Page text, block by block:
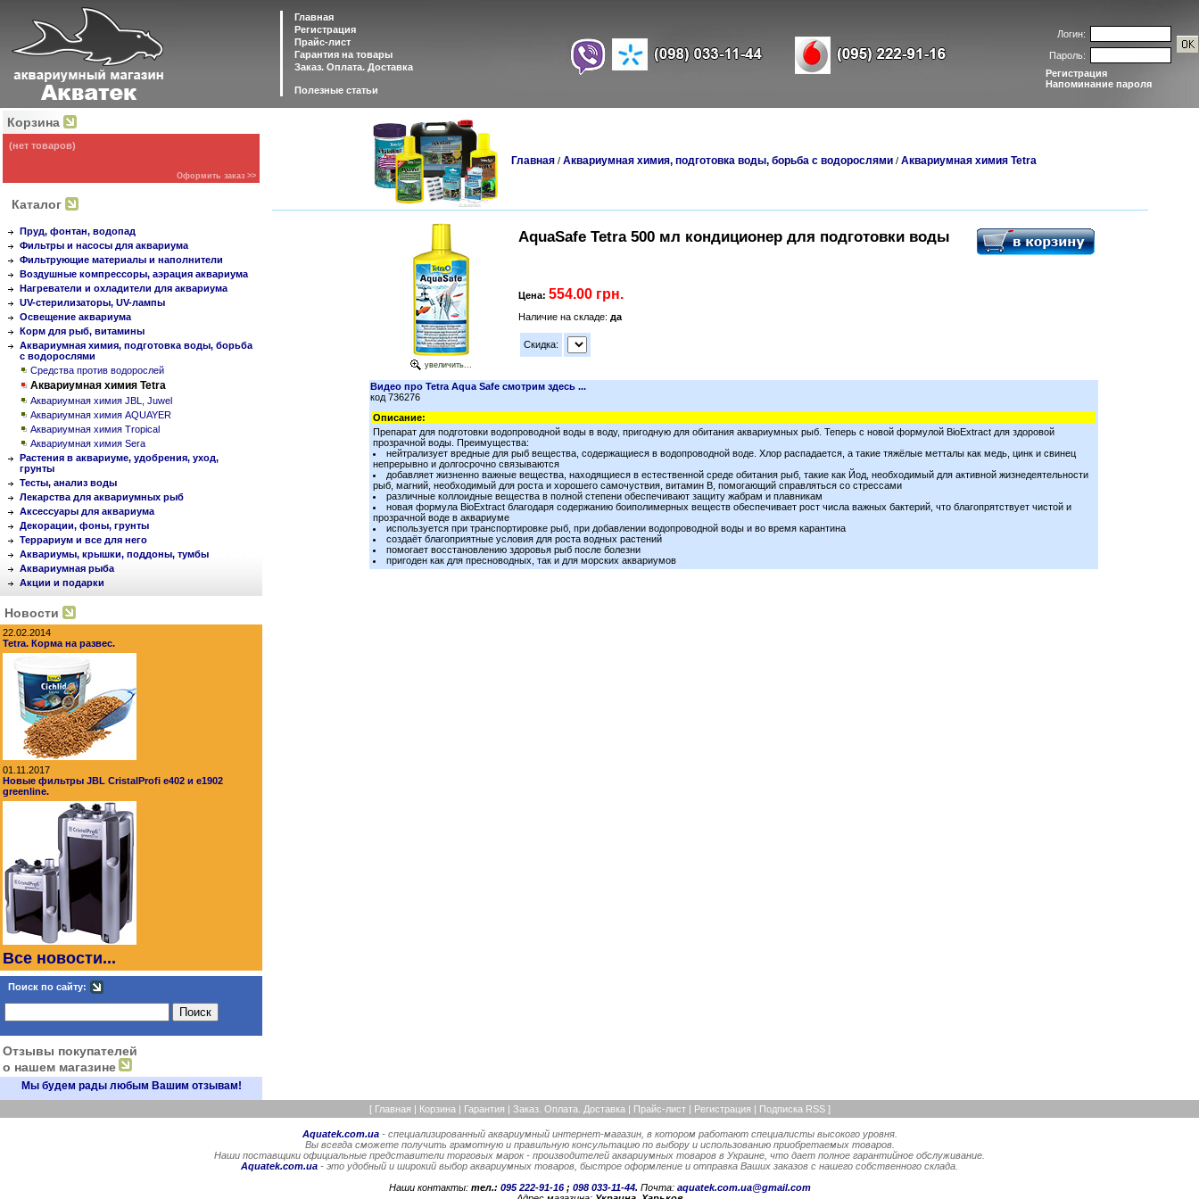
Главная
Регистрация
Прайс-лист
Гарантия на товары
Заказ. Оплата. Доставка
Полезные статьи
Логин:
Пароль:
Регистрация
Напоминание пароля
Корзина
(нет товаров)
Оформить заказ >>
Каталог
Пруд, фонтан, водопад
Фильтры и насосы для аквариума
Фильтрующие материалы и наполнители
Воздушные компрессоры, аэрация аквариума
Нагреватели и охладители для аквариума
UV-стерилизаторы, UV-лампы
Освещение аквариума
Корм для рыб, витамины
Аквариумная химия, подготовка воды, борьба
с водорослями
Средства против водорослей
Аквариумная химия Tetra
Аквариумная химия JBL, Juwel
Аквариумная химия AQUAYER
Аквариумная химия Tropical
Аквариумная химия Sera
Растения в аквариуме, удобрения, уход,
грунты
Тесты, анализ воды
Лекарства для аквариумных рыб
Аксессуары для аквариума
Декорации, фоны, грунты
Террариум и все для него
Аквариумы, крышки, поддоны, тумбы
Аквариумная рыба
Акции и подарки
Новости
22.02.2014
Tetra. Корма на развес.
01.11.2017
Новые фильтры JBL CristalProfi e402 и e1902
greenline.
Все новости...
Поиск по сайту:
Отзывы покупателей
о нашем магазине
Мы будем рады любым Вашим отзывам!
Главная/ Аквариумная химия, подготовка воды, борьба с водорослями/ Аквариумная химия Tetra
увеличить...
AquaSafe Tetra 500 мл кондиционер для подготовки воды
Цена: 554.00 грн.
Наличие на складе: да
Скидка:
Видео про Tetra Aqua Safe смотрим здесь ...
код 736276
Описание:
Препарат для подготовки водопроводной воды в воду, пригодную для обитания аквариумных рыб. Теперь с новой формулой BioExtract для здоровой
прозрачной воды. Преимущества:
нейтрализует вредные для рыб вещества, содержащиеся в водопроводной воде. Хлор распадается, а такие тяжёлые метталы как медь, цинк и свинец
непрерывно и долгосрочно связываются
добавляет жизненно важные вещества, находящиеся в естественной среде обитания рыб, такие как Йод, необходимый для активной жизнедеятельности
рыб, магний, необходимый для роста и хорошего самочуствия, витамин В, помогающий справляться со стрессами
различные коллоидные вещества в полной степени обеспечивают защиту жабрам и плавникам
новая формула BioExtract благодаря содержанию боиполимерных веществ обеспечивает рост числа важных бактерий, что благопрятствует чистой и
прозрачной воде в аквариуме
используется при транспортировке рыб, при добавлении водопроводной воды и во время карантина
создаёт благоприятные условия для роста водных растений
помогает восстановлению здоровья рыб после болезни
пригоден как для пресноводных, так и для морских аквариумов
[ Главная | Корзина | Гарантия | Заказ. Оплата. Доставка | Прайс-лист| Регистрация | Подписка RSS]
Aquatek.com.ua- специализированный аквариумный интернет-магазин, в котором работают специалисты высокого уровня.
Вы всегда сможете получить грамотную и правильную консультацию по выбору и использованию приобретаемых товаров.
Наши поставщики официальные представители торговых марок - производителей аквариумных товаров в Украине, что дает полное гарантийное обслуживание.
Aquatek.com.ua - это удобный и широкий выбор аквариумных товаров, быстрое оформление и отправка Ваших заказов с нашего собственного склада.
Наши контакты: тел.: 095 222-91-16 ; 098 033-11-44. Почта: aquatek.com.ua@gmail.com